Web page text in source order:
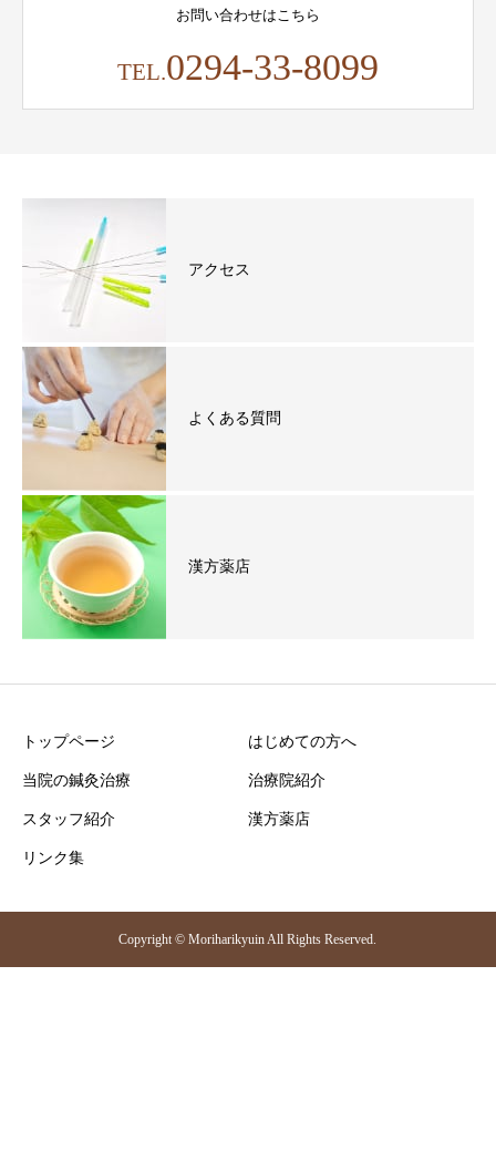
お問い合わせはこちら
TEL.0294-33-8099
アクセス
よくある質問
漢方薬店
トップページ はじめての方へ
当院の鍼灸治療 治療院紹介
スタッフ紹介 漢方薬店
リンク集
Copyright © Moriharikyuin All Rights Reserved.